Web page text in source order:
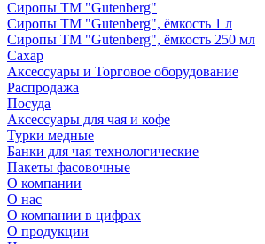
Сиропы ТМ "Gutenberg"
Сиропы ТМ "Gutenberg", ёмкость 1 л
Сиропы ТМ "Gutenberg", ёмкость 250 мл
Сахар
Аксессуары и Торговое оборудование
Распродажа
Посуда
Аксессуары для чая и кофе
Турки медные
Банки для чая технологические
Пакеты фасовочные
О компании
О нас
О компании в цифрах
О продукции